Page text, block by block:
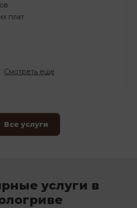
плат
Смотреть еще
Все услуги
услуги в